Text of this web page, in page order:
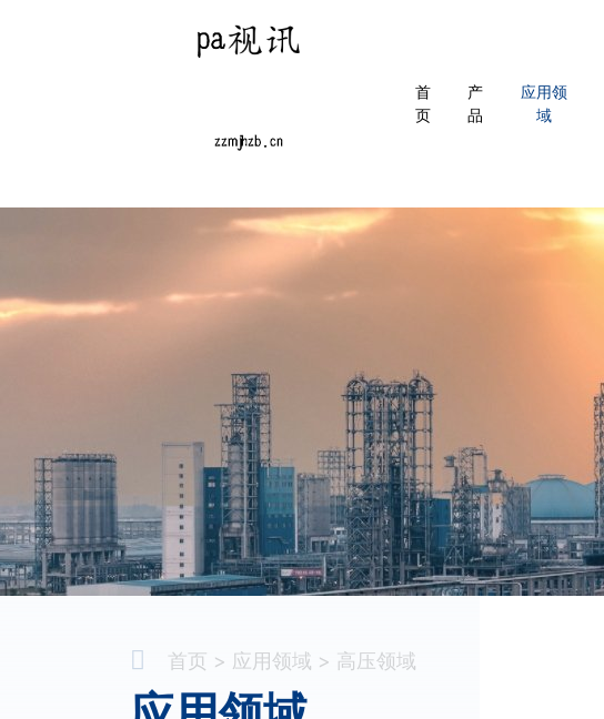
首
页
产
品
应用领
域
首页 应用领域 高压领域